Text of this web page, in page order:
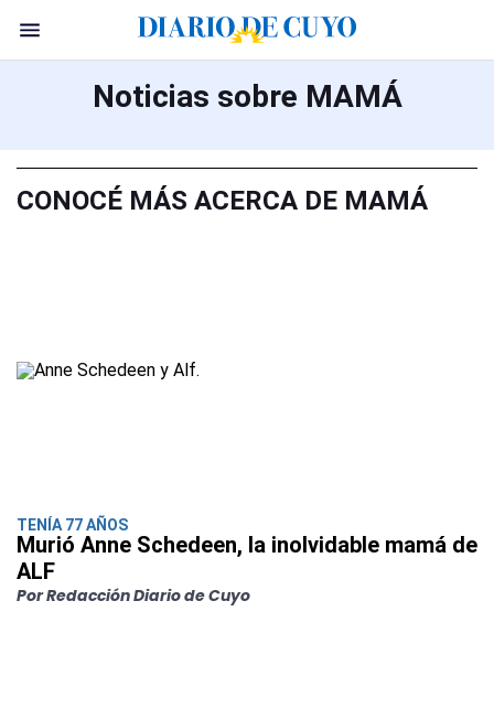
Noticias sobre MAMÁ
CONOCÉ MÁS ACERCA DE MAMÁ
TENÍA 77 AÑOS
Murió Anne Schedeen, la inolvidable mamá de
ALF
Por Redacción Diario de Cuyo